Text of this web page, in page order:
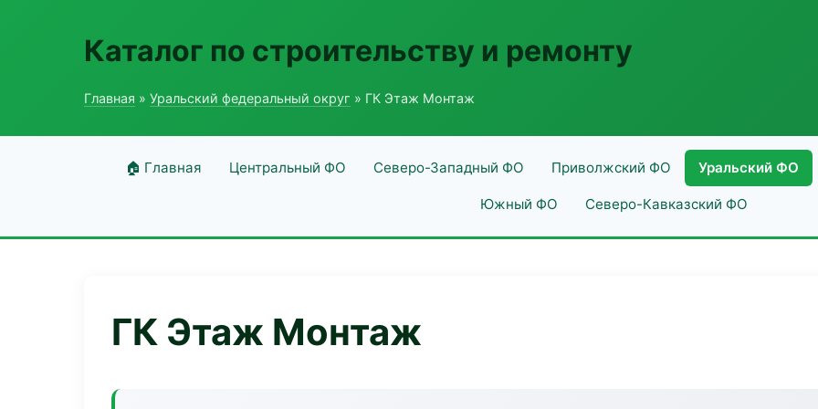
Каталог по строительству и ремонту
Главная » Уральский федеральный округ » ГК Этаж Монтаж
🏠 Главная Центральный ФО Северо-Западный ФО Приволжский ФО Уральский ФО
Южный ФО Северо-Кавказский ФО
ГК Этаж Монтаж